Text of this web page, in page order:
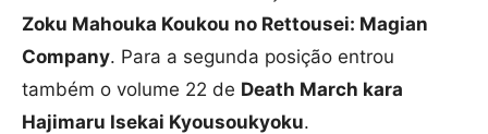
Zoku Mahouka Koukou no Rettousei: Magian
Company. Para a segunda posição entrou
também o volume 22 de Death March kara
Hajimaru Isekai Kyousoukyoku.